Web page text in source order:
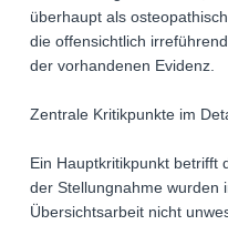
überhaupt als
die offensichtlich
der vorhandenen Evidenz.
Zentrale Kritikpunkte im
Ein Hauptkritikpunkt betrifft
der Stellungnahme wurden
Übersichtsarbeit nicht